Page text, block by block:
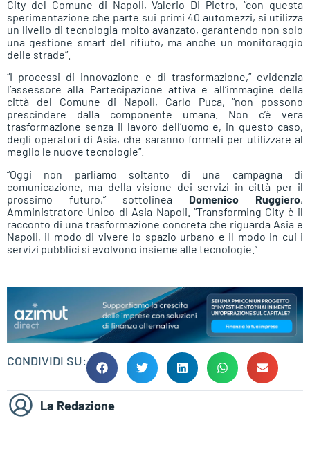
City del Comune di Napoli, Valerio Di Pietro, “con questa
sperimentazione che parte sui primi 40 automezzi, si utilizza
un livello di tecnologia molto avanzato, garantendo non solo
una gestione smart del rifiuto, ma anche un monitoraggio
delle strade”.
“I processi di innovazione e di trasformazione,” evidenzia
l’assessore alla Partecipazione attiva e all’immagine della
città del Comune di Napoli, Carlo Puca, “non possono
prescindere dalla componente umana. Non c’è vera
trasformazione senza il lavoro dell’uomo e, in questo caso,
degli operatori di Asia, che saranno formati per utilizzare al
meglio le nuove tecnologie”.
“Oggi non parliamo soltanto di una campagna di
comunicazione, ma della visione dei servizi in città per il
prossimo futuro,” sottolinea Domenico Ruggiero,
Amministratore Unico di Asia Napoli. “Transforming City è il
racconto di una trasformazione concreta che riguarda Asia e
Napoli, il modo di vivere lo spazio urbano e il modo in cui i
servizi pubblici si evolvono insieme alle tecnologie.”
CONDIVIDI SU:
La Redazione